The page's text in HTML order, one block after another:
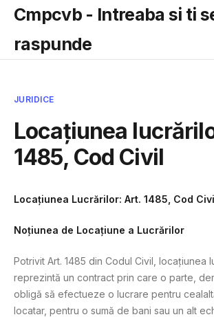
Cmpcvb - Intreaba si ti
raspunde
JURIDICE
Locațiunea
1485, Cod Civil
Locațiunea Lucrărilor: Art. 1485, Cod
Noțiunea de Locațiune a Lucrărilor
Potrivit Art. 1485 din Codul Civil, locațiunea
reprezintă un contract prin care o parte,
obligă să efectueze o lucrare pentru
locatar, pentru o sumă de bani sau un alt